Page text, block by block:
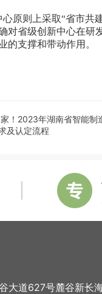
心原则上采取“省市共
对省级创新中心在研
的支撑和带动作用。
！2023年湖南省智能制
及认定流程
大道627号麓谷新长